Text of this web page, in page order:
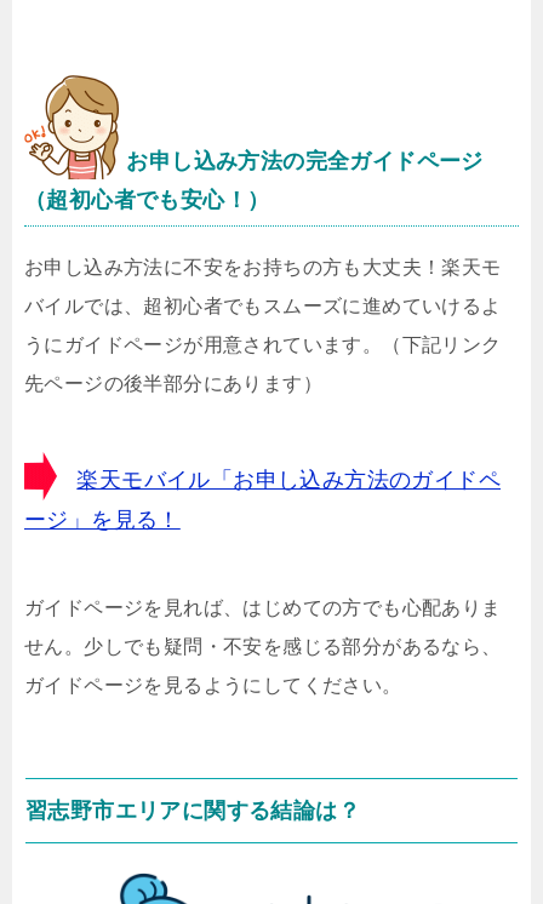
お申し込み方法の完全ガイドページ
（超初心者でも安心！）
お申し込み方法に不安をお持ちの方も大丈夫！楽天モ
バイルでは、超初心者でもスムーズに進めていけるよ
うにガイドページが用意されています。（下記リンク
先ページの後半部分にあります）
楽天モバイル「お申し込み方法のガイドペ
ージ」を見る！
ガイドページを見れば、はじめての方でも心配ありま
せん。少しでも疑問・不安を感じる部分があるなら、
ガイドページを見るようにしてください。
習志野市エリアに関する結論は？